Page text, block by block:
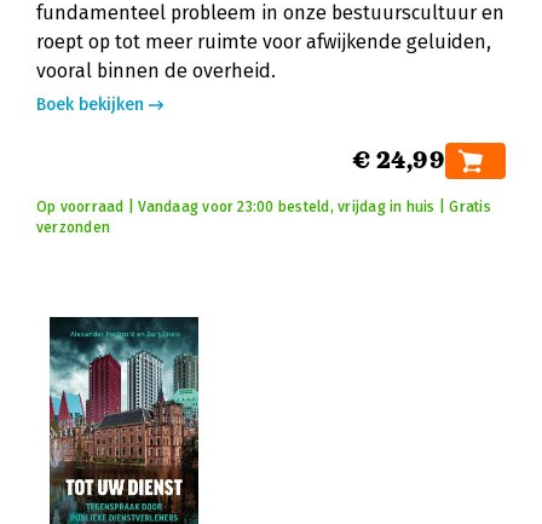
fundamenteel probleem in onze bestuurscultuur en
roept op tot meer ruimte voor afwijkende geluiden,
vooral binnen de overheid.
Boek bekijken
€ 24,99
Op voorraad | Vandaag voor 23:00 besteld, vrijdag in huis | Gratis
verzonden